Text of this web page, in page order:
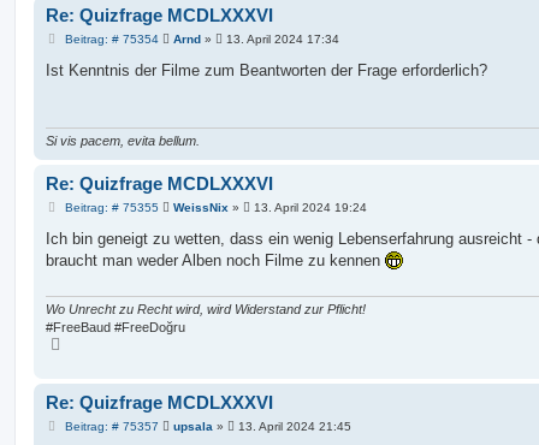
Re: Quizfrage MCDLXXXVI
Beitrag: # 75354B Arnd» 13. April 2024 17:34
Ist Kenntnis der Filme zum Beantworten der Frage erforderlich?
Si vis pacem, evita bellum.
Re: Quizfrage MCDLXXXVI
Beitrag: # 75355B
i
r
WeissNix » 13. April 2024 19:24
Ich bin geneigt zu wetten, dass ein wenig Lebenserfahrung ausreicht -
braucht man weder Alben noch Filme zu kennen
Wo Unrecht zu Recht wird, wird Widerstand zur Pflicht!
#FreeBaud #FreeDoğru
h
b
e
n
Re: Quizfrage MCDLXXXVI
Beitrag: # 75357B upsala » 13. April 2024 21:45